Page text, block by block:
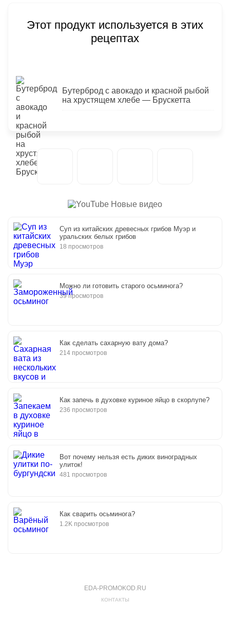
Этот продукт используется в этих
рецептах
Бутерброд с авокадо и красной рыбой
на хрустящем хлебе — Брускетта
Новые видео
Суп из китайских древесных грибов Муэр и
уральских белых грибов
18 просмотров
Можно ли готовить старого осьминога?
39 просмотров
Как сделать сахарную вату дома?
214 просмотров
Как запечь в духовке куриное яйцо в скорлупе?
236 просмотров
Вот почему нельзя есть диких виноградных
улиток!
481 просмотров
Как сварить осьминога?
1.2K просмотров
EDA-PROMOKOD.RU
КОНТАКТЫ